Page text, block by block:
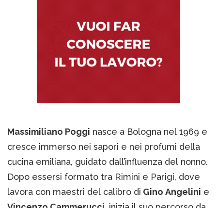
Massimiliano Poggi nasce a Bologna nel 1969 e
cresce immerso nei sapori e nei profumi della
cucina emiliana, guidato dall’influenza del nonno.
Dopo essersi formato tra Rimini e Parigi, dove
lavora con maestri del calibro di Gino Angelini e